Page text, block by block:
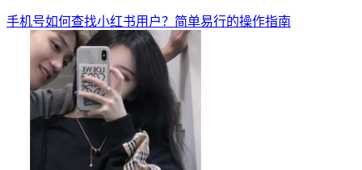
手机号如何查找小红书用户？简单易行的操作指南